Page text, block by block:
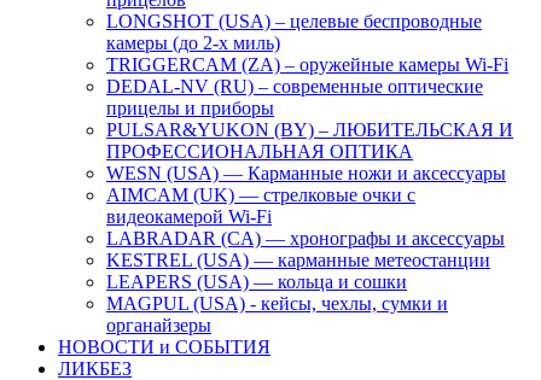
LONGSHOT (USA) – целевые беспроводные
камеры (до 2-х миль)
TRIGGERCAM (ZA) – оружейные камеры Wi-Fi
DEDAL-NV (RU) – современные оптические
прицелы и приборы
PULSAR&YUKON (BY) – ЛЮБИТЕЛЬСКАЯ И
ПРОФЕССИОНАЛЬНАЯ ОПТИКА
WESN (USA) — Карманные ножи и аксессуары
AIMCAM (UK) — стрелковые очки с
видеокамерой Wi-Fi
LABRADAR (CA) — хронографы и аксессуары
KESTREL (USA) — карманные метеостанции
LEAPERS (USA) — кольца и сошки
MAGPUL (USA) - кейсы, чехлы, сумки и
органайзеры
НОВОСТИ и СОБЫТИЯ
ЛИКБЕЗ